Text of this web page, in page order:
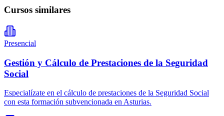
Cursos similares
Presencial
Gestión y Cálculo de Prestaciones de la Seguridad
Social
Especialízate en el cálculo de prestaciones de la Seguridad Social
con esta formación subvencionada en Asturias.